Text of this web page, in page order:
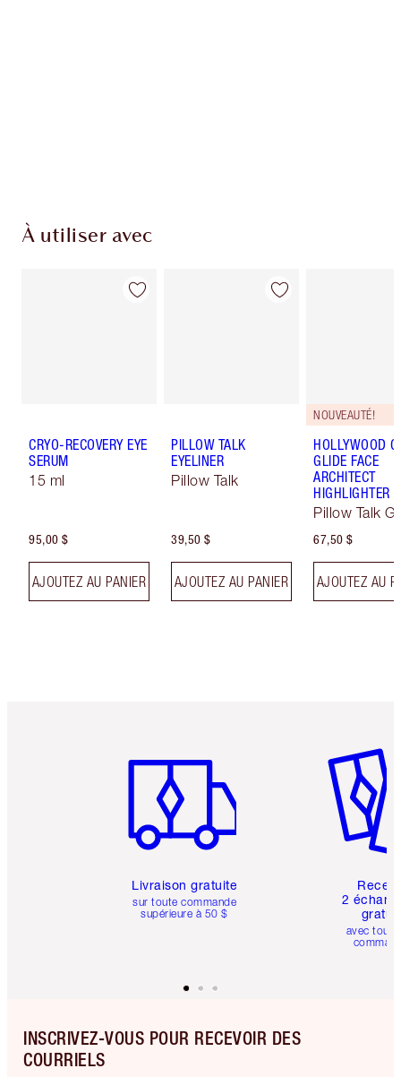
À utiliser avec
CRYO-RECOVERY EYE
SERUM
15 ml
95,00 $
AJOUTEZ AU PANIER
PILLOW TALK
EYELINER
Pillow Talk
39,50 $
AJOUTEZ AU PANIER
NOUVEAUTÉ!
HOLLYWOOD
GLIDE FACE
ARCHITECT
HIGHLIGHTER
Pillow Talk
67,50 $
AJOUTEZ AU
Livraison gratuite
sur toute commande
supérieure à 50 $
2
avec
INSCRIVEZ-VOUS POUR RECEVOIR DES
COURRIELS